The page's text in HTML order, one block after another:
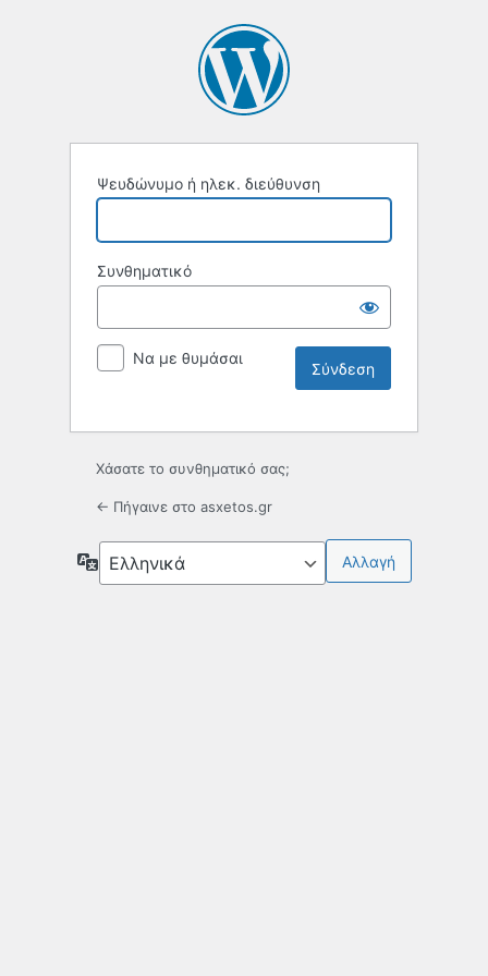
Ψευδώνυμο ή ηλεκ. διεύθυνση
Συνθηματικό
Να με θυμάσαι
Χάσατε το συνθηματικό σας;
← Πήγαινε στο asxetos.gr
Γλώσσα